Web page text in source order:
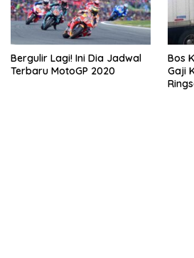
Bergulir Lagi! Ini Dia Jadwal
Terbaru MotoGP 2020
Bos
Gaji